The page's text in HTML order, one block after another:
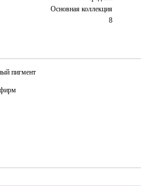
Основная коллекция
8
пигмент
фирм